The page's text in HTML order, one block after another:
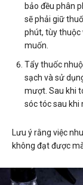
bảo đều phân
sẽ phải giữ
phút, tùy thuộc
muốn.
Tẩy thuốc
sạch và sử
mượt. Sau khi
sóc tóc sau khi
Lưu ý rằng việc
không đạt được